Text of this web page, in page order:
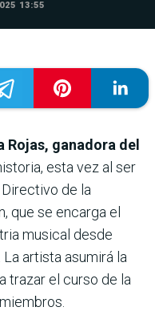
13:55
Rojas, ganadora del
esta vez al ser
de la
que se encarga el
musical desde
artista asumirá la
trazar el curso de la